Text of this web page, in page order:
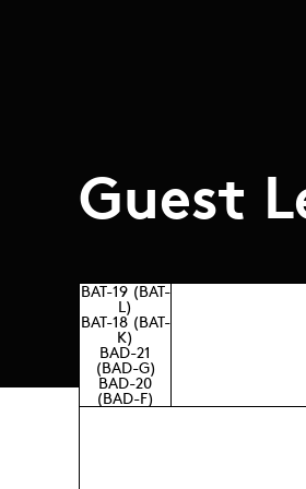
Guest
BAT-19 (BAT-
L)
BAT-18 (BAT-
K)
BAD-21
(BAD-G)
BAD-20
(BAD-F)